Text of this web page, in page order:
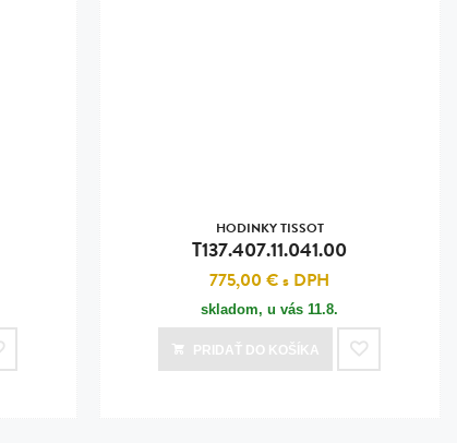
HODINKY TISSOT
T137.407.11.041.00
775,00 €s DPH
skladom, u vás11.8.
PRIDAŤ DO KOŠÍKA